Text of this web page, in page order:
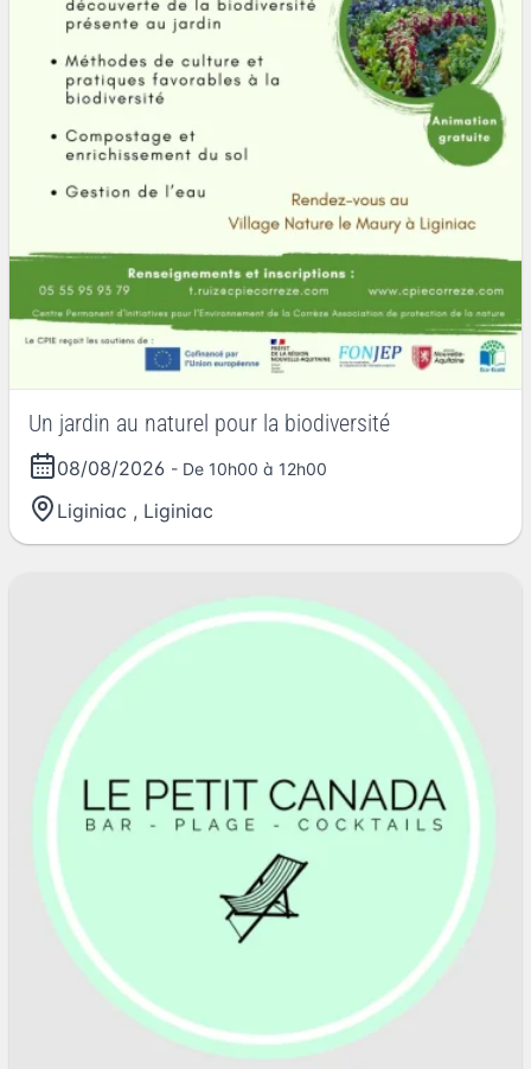
Un jardin au naturel pour la biodiversité
08/08/2026 - De 10h00 à 12h00
Liginiac , Liginiac